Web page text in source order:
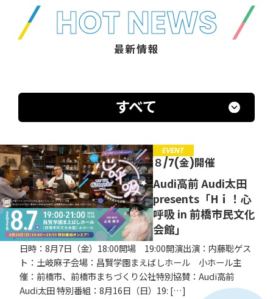
18:30
内田彩の 「うちださんのお
うっちー」（再）
岡部哲彦
18:55
竹岡圭
18:55
19:00
NEWS
19:00
19:30
山田五郎と中川翔子の『リ
ミックスZ』
中川翔子
HOT NEWS
最新情報
募集中
EVENT
CAMPAIGN
お知らせ
EVENT
８/7(金)開催
Audi高前 Audi太田
presents「Hｉ！心
呼吸 in 前橋市民文化
会館」
日時：8月7日（金）18:00開場 19:00開演出演：内藤聡ゲス
ト：土岐麻子会場：昌賢学園まえばしホール 小ホール主
催：前橋市、前橋市まちづくり公社特別協賛：Audi高前
Audi太田 特別番組：8月16日（日）19: […]